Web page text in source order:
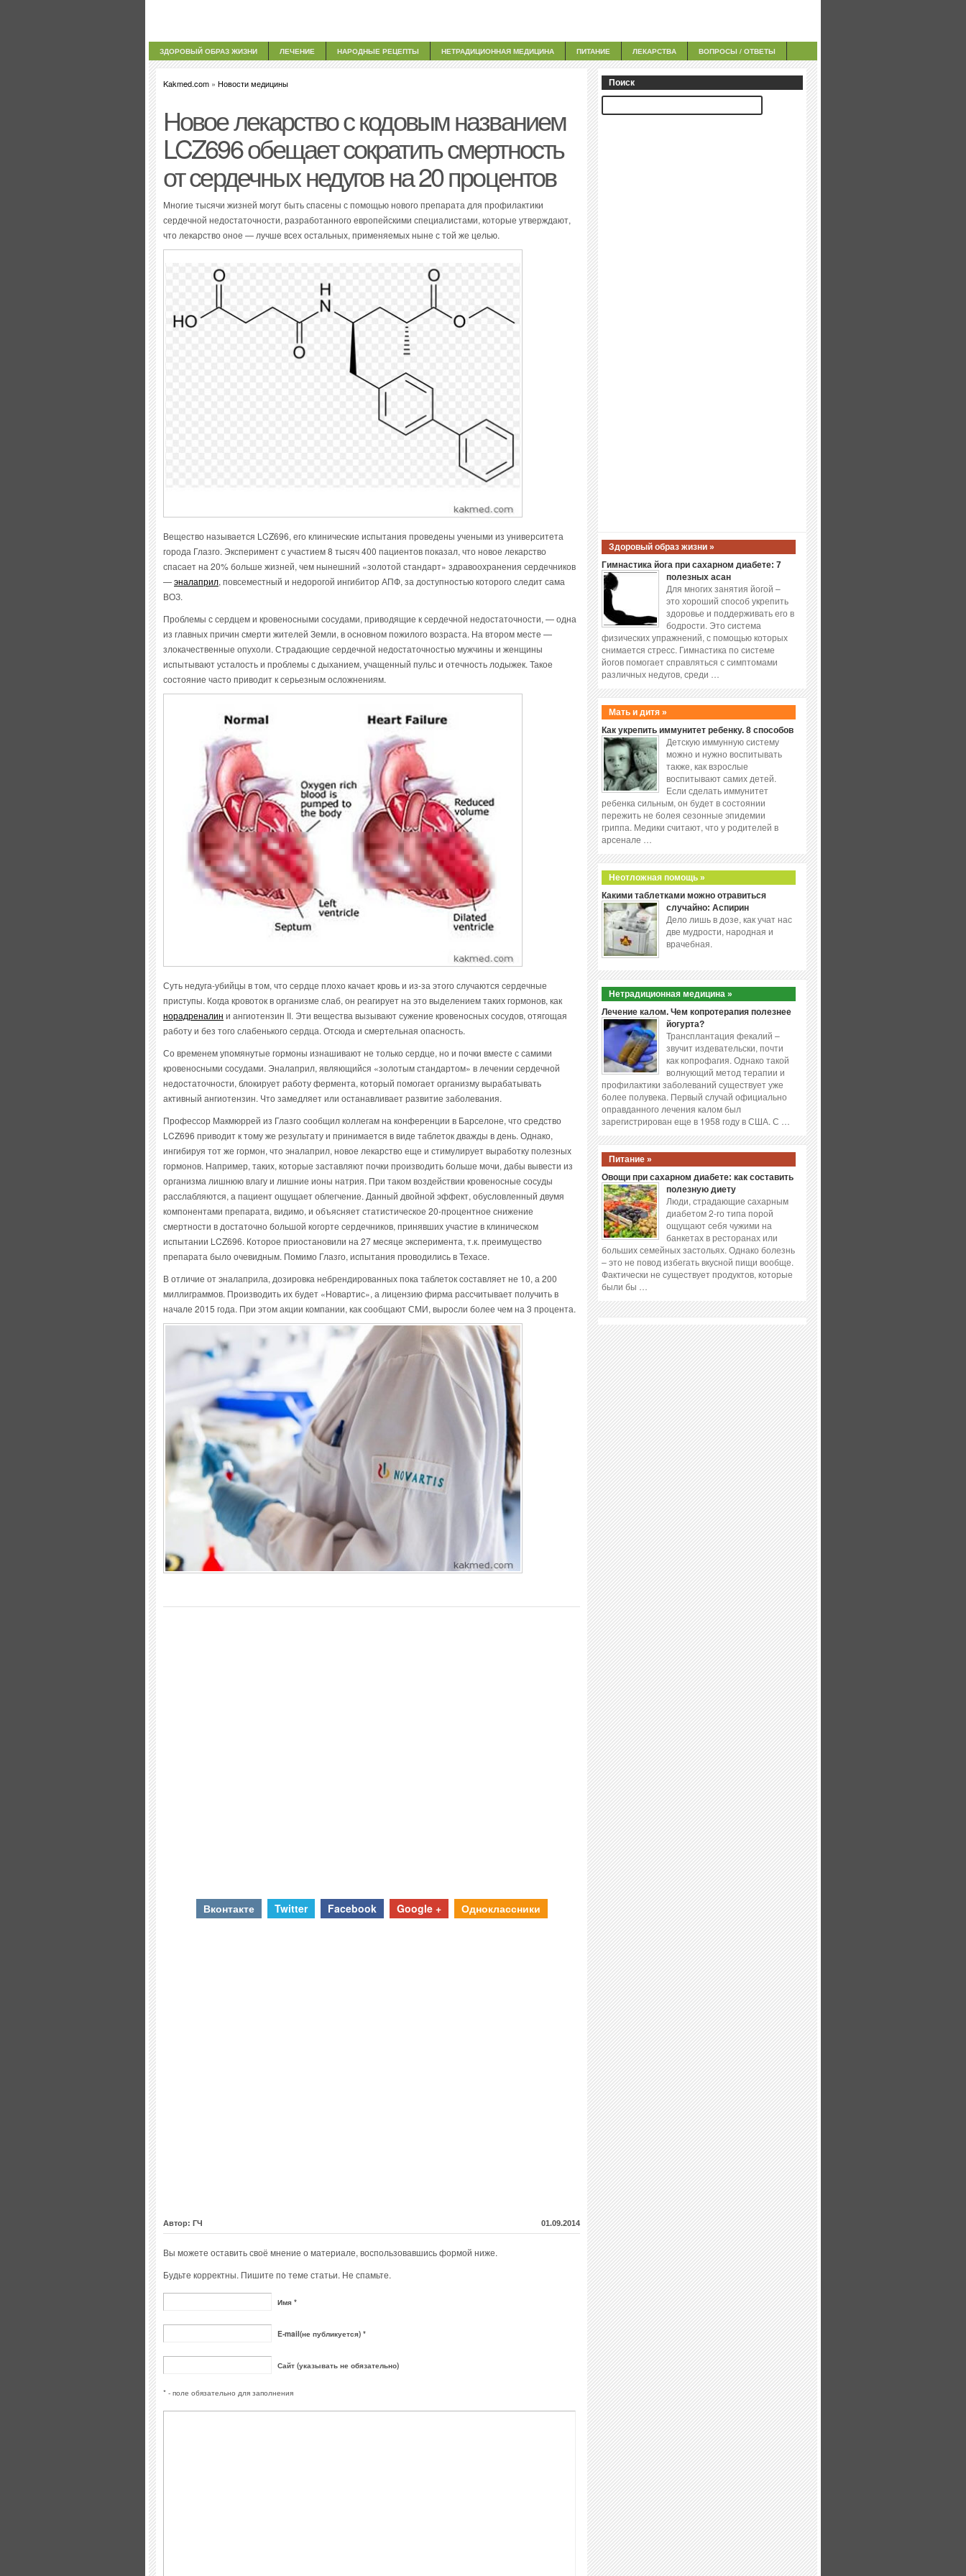
ЗДОРОВЫЙ ОБРАЗ ЖИЗНИ ЛЕЧЕНИЕ НАРОДНЫЕ РЕЦЕПТЫ НЕТРАДИЦИОННАЯ МЕДИЦИНА ПИТАНИЕ ЛЕКАРСТВА ВОПРОСЫ / ОТВЕТЫ
Kakmed.com » Новости медицины
Новое лекарство с кодовым названием
LCZ696 обещает сократить смертность
от сердечных недугов на 20 процентов
Многие тысячи жизней могут быть спасены с помощью нового препарата для профилактики
сердечной недостаточности, разработанного европейскими специалистами, которые утверждают,
что лекарство оное — лучше всех остальных, применяемых ныне с той же целью.
Вещество называется LCZ696, его клинические испытания проведены учеными из университета
города Глазго. Эксперимент с участием 8 тысяч 400 пациентов показал, что новое лекарство
спасает на 20% больше жизней, чем нынешний «золотой стандарт» здравоохранения сердечников
—эналаприл, повсеместный и недорогой ингибитор АПФ, за доступностью которого следит сама
ВОЗ.
Проблемы с сердцем и кровеносными сосудами, приводящие к сердечной недостаточности, — одна
из главных причин смерти жителей Земли, в основном пожилого возраста. На втором месте —
злокачественные опухоли. Страдающие сердечной недостаточностью мужчины и женщины
испытывают усталость и проблемы с дыханием, учащенный пульс и отечность лодыжек. Такое
состояние часто приводит к серьезным осложнениям.
Суть недуга-убийцы в том, что сердце плохо качает кровь и из-за этого случаются сердечные
приступы. Когда кровоток в организме слаб, он реагирует на это выделением таких гормонов, как
норадреналин и ангиотензин ІІ. Эти вещества вызывают сужение кровеносных сосудов, отягощая
работу и без того слабенького сердца. Отсюда и смертельная опасность.
Со временем упомянутые гормоны изнашивают не только сердце, но и почки вместе с самими
кровеносными сосудами. Эналаприл, являющийся «золотым стандартом» в лечении сердечной
недостаточности, блокирует работу фермента, который помогает организму вырабатывать
активный ангиотензин. Что замедляет или останавливает развитие заболевания.
Профессор Макмюррей из Глазго сообщил коллегам на конференции в Барселоне, что средство
LCZ696 приводит к тому же результату и принимается в виде таблеток дважды в день. Однако,
ингибируя тот же гормон, что эналаприл, новое лекарство еще и стимулирует выработку полезных
гормонов. Например, таких, которые заставляют почки производить больше мочи, дабы вывести из
организма лишнюю влагу и лишние ионы натрия. При таком воздействии кровеносные сосуды
расслабляются, а пациент ощущает облегчение. Данный двойной эффект, обусловленный двумя
компонентами препарата, видимо, и объясняет статистическое 20-процентное снижение
смертности в достаточно большой когорте сердечников, принявших участие в клиническом
испытании LCZ696. Которое приостановили на 27 месяце эксперимента, т.к. преимущество
препарата было очевидным. Помимо Глазго, испытания проводились в Техасе.
В отличие от эналаприла, дозировка небрендированных пока таблеток составляет не 10, а 200
миллиграммов. Производить их будет «Новартис», а лицензию фирма рассчитывает получить в
начале 2015 года. При этом акции компании, как сообщают СМИ, выросли более чем на 3 процента.
Вконтакте Twitter Facebook Google + Одноклассники
Автор: ГЧ 01.09.2014
Вы можете оставить своё мнение о материале, воспользовавшись формой ниже.
Будьте корректны. Пишите по теме статьи. Не спамьте.
Имя *
E-mail(не публикуется) *
Сайт (указывать не обязательно)
* - поле обязательно для заполнения
Поиск
Здоровый образ жизни »
Гимнастика йога при сахарном диабете: 7
полезных асан
Для многих занятия йогой –
это хороший способ укрепить
здоровье и поддерживать его в
бодрости. Это система
физических упражнений, с помощью которых
снимается стресс. Гимнастика по системе
йогов помогает справляться с симптомами
различных недугов, среди …
Мать и дитя »
Как укрепить иммунитет ребенку. 8 способов
Детскую иммунную систему
можно и нужно воспитывать
также, как взрослые
воспитывают самих детей.
Если сделать иммунитет
ребенка сильным, он будет в состоянии
пережить не болея сезонные эпидемии
гриппа. Медики считают, что у родителей в
арсенале …
Неотложная помощь »
Какими таблетками можно отравиться
случайно: Аспирин
Дело лишь в дозе, как учат нас
две мудрости, народная и
врачебная.
Нетрадиционная медицина »
Лечение калом. Чем копротерапия полезнее
йогурта?
Трансплантация фекалий –
звучит издевательски, почти
как копрофагия. Однако такой
волнующий метод терапии и
профилактики заболеваний существует уже
более полувека. Первый случай официально
оправданного лечения калом был
зарегистрирован еще в 1958 году в США. С …
Питание »
Овощи при сахарном диабете: как составить
полезную диету
Люди, страдающие сахарным
диабетом 2-го типа порой
ощущают себя чужими на
банкетах в ресторанах или
больших семейных застольях. Однако болезнь
– это не повод избегать вкусной пищи вообще.
Фактически не существует продуктов, которые
были бы …